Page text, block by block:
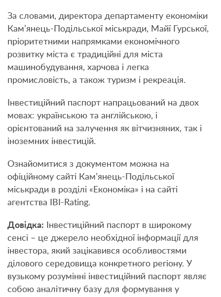
За словами, директора департаменту економіки
Кам’янець-Подільської міськради, Майї Гурської,
пріоритетними напрямками економічного
розвитку міста є традиційні для міста
машинобудування, харчова і легка
промисловість, а також туризм і рекреація.
Інвестиційний паспорт напрацьований на двох
мовах: українською та англійською, і
орієнтований на залучення як вітчизняних, так і
іноземних інвестицій.
Ознайомитися з документом можна на
офіційному сайті Кам’янець-Подільської
міськради в розділі «Економіка» і на сайті
агентства IBI-Rating.
Довідка: Інвестиційний паспорт в широкому
сенсі – це джерело необхідної інформації для
інвестора, який зацікавився особливостями
ділового середовища конкретного регіону. У
вузькому розумінні інвестиційний паспорт являє
собою аналітичну базу для формування у